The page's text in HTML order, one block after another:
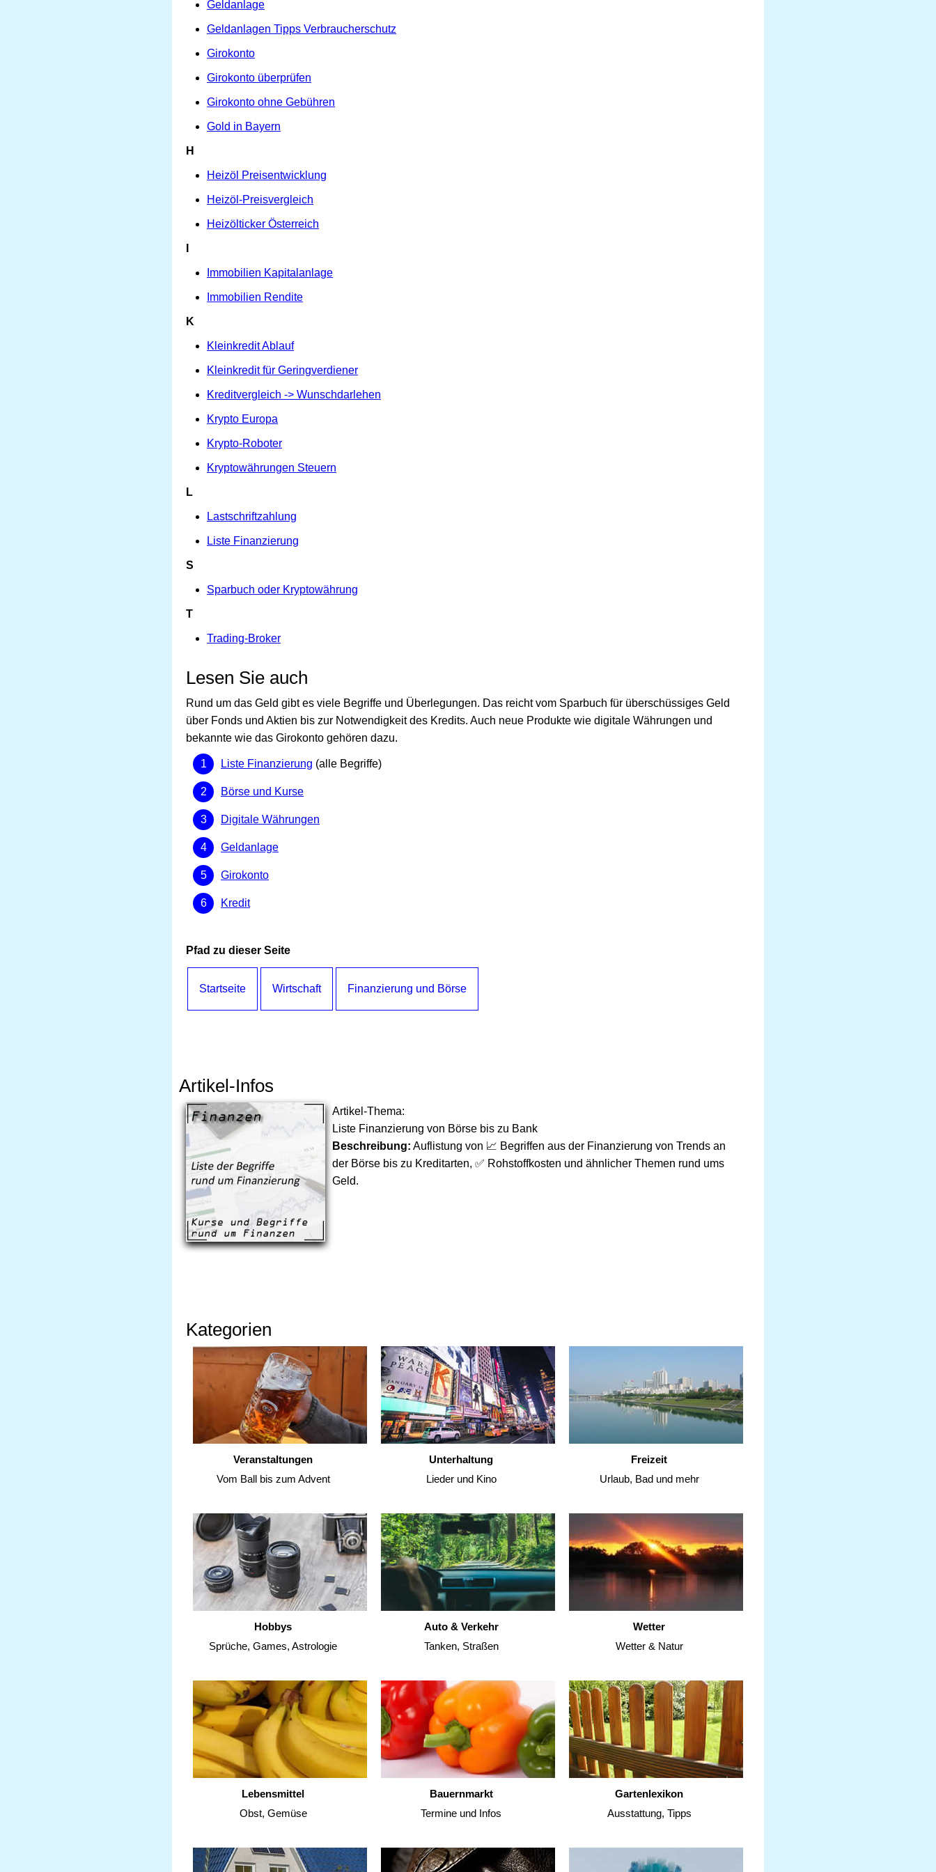
Geldanlage
Geldanlagen Tipps Verbraucherschutz
Girokonto
Girokonto überprüfen
Girokonto ohne Gebühren
Gold in Bayern
H
Heizöl Preisentwicklung
Heizöl-Preisvergleich
Heizölticker Österreich
Immobilien Kapitalanlage
Immobilien Rendite
K
Kleinkredit Ablauf
Kleinkredit für Geringverdiener
Kreditvergleich -> Wunschdarlehen
Krypto Europa
Krypto-Roboter
Kryptowährungen Steuern
L
Lastschriftzahlung
Liste Finanzierung
S
Sparbuch oder Kryptowährung
T
Trading-Broker
Lesen Sie auch
Rund um das Geld gibt es viele Begriffe und Überlegungen. Das reicht vom Sparbuch für überschüssiges Geld
über Fonds und Aktien bis zur Notwendigkeit des Kredits. Auch neue Produkte wie digitale Währungen und
bekannte wie das Girokonto gehören dazu.
Liste Finanzierung (alle Begriffe)
Börse und Kurse
Digitale Währungen
Geldanlage
Girokonto
Kredit
Pfad zu dieser Seite
Startseite Wirtschaft Finanzierung und Börse
Artikel-Infos
Artikel-Thema:
Liste Finanzierung von Börse bis zu Bank
Beschreibung: Auflistung von 📈 Begriffen aus der Finanzierung von Trends an
der Börse bis zu Kreditarten, ✅ Rohstoffkosten und ähnlicher Themen rund ums
Geld.
Kategorien
Veranstaltungen
Vom Ball bis zum Advent
Unterhaltung
Lieder und Kino
Freizeit
Urlaub, Bad und mehr
Hobbys
Sprüche, Games, Astrologie
Auto & Verkehr
Tanken, Straßen
Wetter
Wetter & Natur
Lebensmittel
Obst, Gemüse
Bauernmarkt
Termine und Infos
Gartenlexikon
Ausstattung, Tipps